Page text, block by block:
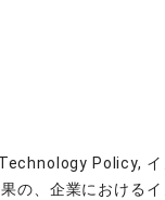
Policy, イ
の、企業における